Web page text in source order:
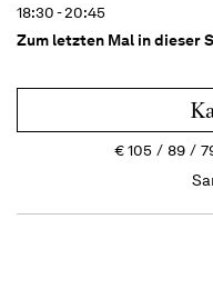
18:30 - 20:45
Zum letzten Mal in dieser
€105 89